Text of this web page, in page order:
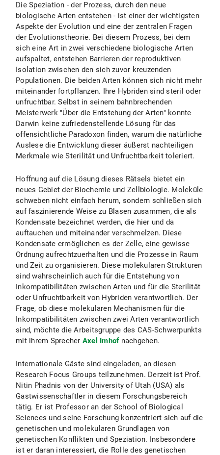
Die Speziation - der Prozess, durch den neue
biologische Arten entstehen - ist einer der wichtigsten
Aspekte der Evolution und eine der zentralen Fragen
der Evolutionstheorie. Bei diesem Prozess, bei dem
sich eine Art in zwei verschiedene biologische Arten
aufspaltet, entstehen Barrieren der reproduktiven
Isolation zwischen den sich zuvor kreuzenden
Populationen. Die beiden Arten können sich nicht mehr
miteinander fortpflanzen. Ihre Hybriden sind steril oder
unfruchtbar. Selbst in seinem bahnbrechenden
Meisterwerk "Über die Entstehung der Arten" konnte
Darwin keine zufriedenstellende Lösung für das
offensichtliche Paradoxon finden, warum die natürliche
Auslese die Entwicklung dieser äußerst nachteiligen
Merkmale wie Sterilität und Unfruchtbarkeit toleriert.
Hoffnung auf die Lösung dieses Rätsels bietet ein
neues Gebiet der Biochemie und Zellbiologie. Moleküle
schweben nicht einfach herum, sondern schließen sich
auf faszinierende Weise zu Blasen zusammen, die als
Kondensate bezeichnet werden, die hier und da
auftauchen und miteinander verschmelzen. Diese
Kondensate ermöglichen es der Zelle, eine gewisse
Ordnung aufrechtzuerhalten und die Prozesse in Raum
und Zeit zu organisieren. Diese molekularen Strukturen
sind wahrscheinlich auch für die Entstehung von
Inkompatibilitäten zwischen Arten und für die Sterilität
oder Unfruchtbarkeit von Hybriden verantwortlich. Der
Frage, ob diese molekularen Mechanismen für die
Inkompatibilitäten zwischen zwei Arten verantwortlich
sind, möchte die Arbeitsgruppe des CAS-Schwerpunkts
mit ihrem Sprecher Axel Imhof nachgehen.
Internationale Gäste sind eingeladen, an diesen
Research Focus Groups teilzunehmen. Derzeit ist Prof.
Nitin Phadnis von der University of Utah (USA) als
Gastwissenschaftler in diesem Forschungsbereich
tätig. Er ist Professor an der School of Biological
Sciences und seine Forschung konzentriert sich auf die
genetischen und molekularen Grundlagen von
genetischen Konflikten und Speziation. Insbesondere
ist er daran interessiert, die Rolle des genetischen